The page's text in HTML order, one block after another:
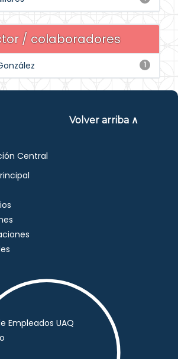
/ colaboradores
1
Volver arriba ∧
Central
Empleados UAQ